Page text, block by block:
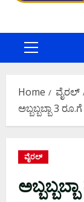
Primary
Home
ವೈರಲ್
ಅಬ್ಬಬ್ಬಬ್ಬಾ 3
ವೈರಲ್